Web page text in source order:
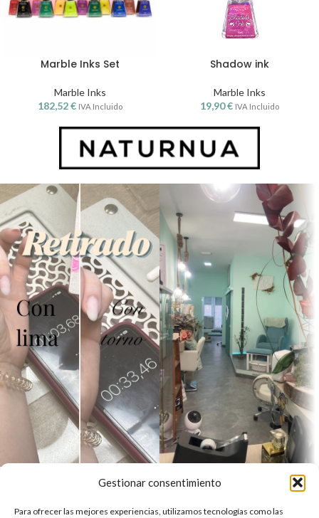
Gestionar consentimiento
Para ofrecer las mejores experiencias, utilizamos tecnologías como las
Marble Inks Set
Marble Inks
182,52€ IVA Incluido
Shadow ink
Marble Inks
19,90€ IVA Incluido